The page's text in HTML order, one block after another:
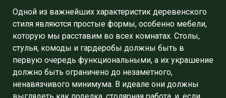
Одной из важнейших характеристик деревенского
стиля являются простые формы, особенно мебели,
которую мы расставим во всех комнатах. Столы,
стулья, комоды и гардеробы должны быть в
первую очередь функциональными, а их украшение
должно быть ограничено до незаметного,
ненавязчивого минимума. В идеале они должны
выглядеть как поделка, столярная работа, и, если